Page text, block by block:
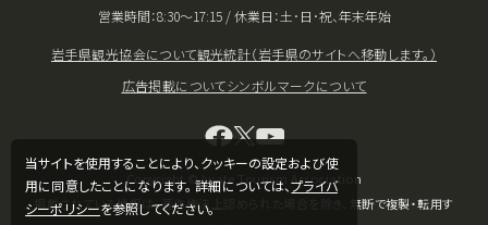
当サイトを使用することにより、クッキーの設定および使
用に同意したことになります。 詳細については、プライバ
シーポリシーを参照してください。
営業時間：8:30〜17:15 / 休業日：土･日･祝、年末年始
岩手県観光協会について観光統計（岩手県のサイトへ移動します。）
広告掲載についてシンボルマークについて
Copyright © Iwate Tourism Association
掲載されている情報は、著作権法上認められた場合を除き、無断で複製・転用す